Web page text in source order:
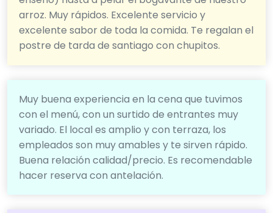
arroz. Muy rápidos. Excelente servicio y
excelente sabor de toda la comida. Te regalan el
postre de tarda de santiago con chupitos.
Muy buena experiencia en la cena que tuvimos
con el menú, con un surtido de entrantes muy
variado. El local es amplio y con terraza, los
empleados son muy amables y te sirven rápido.
Buena relación calidad/precio. Es recomendable
hacer reserva con antelación.